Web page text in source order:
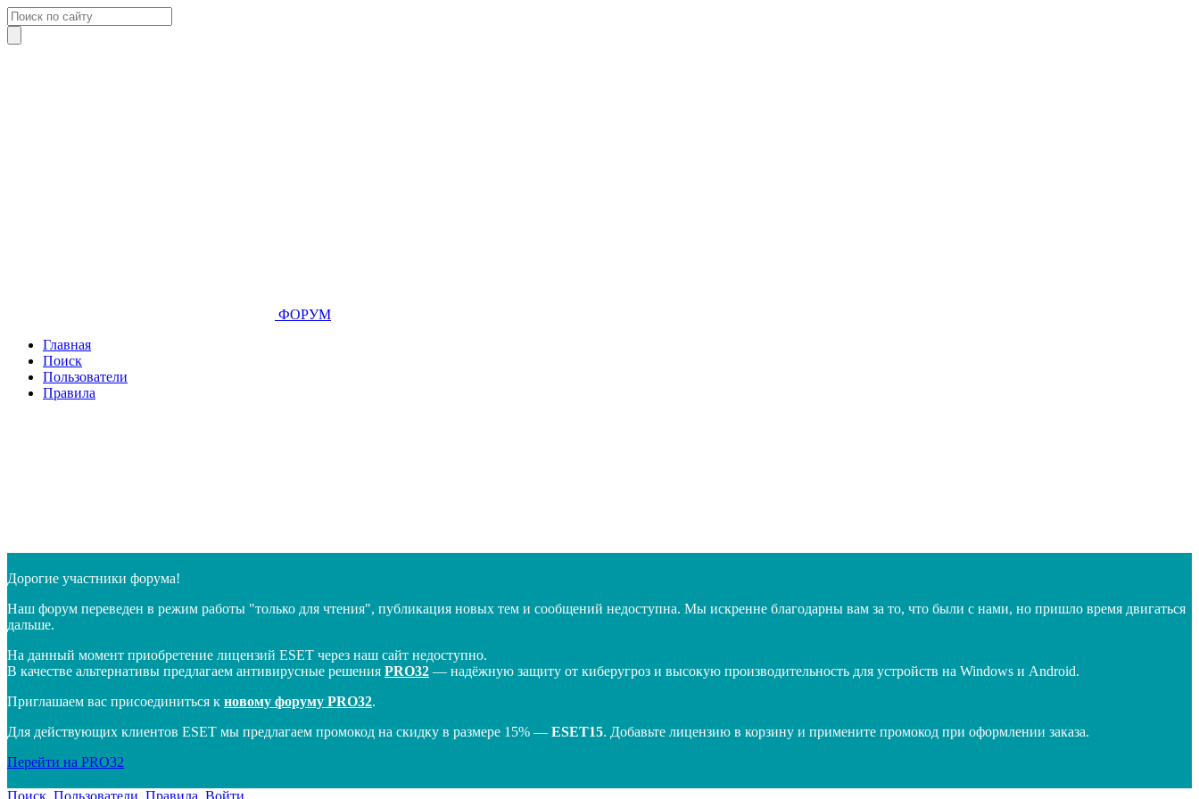
ФОРУМ
Главная
Поиск
Пользователи
Правила
Дорогие участники форума!
Наш форум переведен в режим работы "только для чтения", публикация новых тем и сообщений недоступна. Мы искренне благодарны вам за то, что были с нами, но пришло время двигаться
дальше.
На данный момент приобретение лицензий ESET через наш сайт недоступно.
В качестве альтернативы предлагаем антивирусные решения PRO32 — надёжную защиту от киберугроз и высокую производительность для устройств на Windows и Android.
Приглашаем вас присоединиться к новому форуму PRO32.
Для действующих клиентов ESET мы предлагаем промокод на скидку в размере 15% — ESET15. Добавьте лицензию в корзину и примените промокод при оформлении заказа.
Перейти на PRO32
Поиск Пользователи Правила Войти